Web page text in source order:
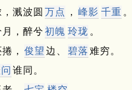
，溅波圆 万点 ， 峰影 千重 。
月，醉兮 初魄 玲珑 。
， 俊望 边、 碧落 难穷。
谁同。